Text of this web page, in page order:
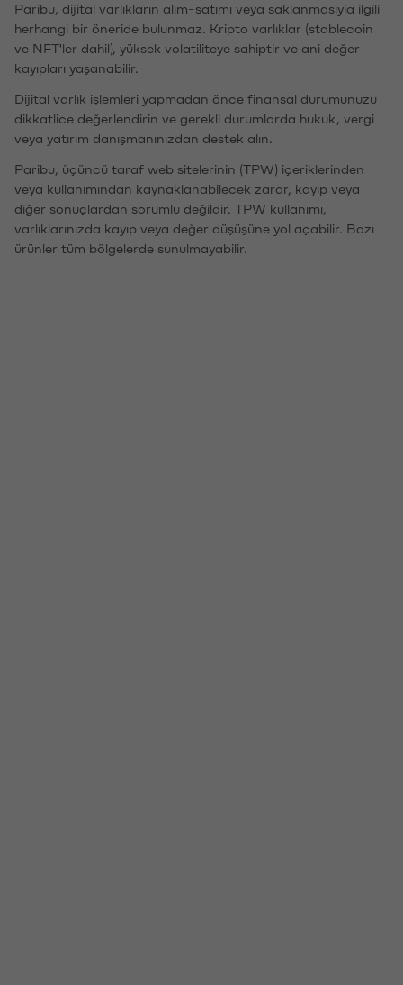
Paribu, dijital varlıkların alım-satımı veya saklanmasıyla ilgili
herhangi bir öneride bulunmaz. Kripto varlıklar (stablecoin
ve NFT'ler dahil), yüksek volatiliteye sahiptir ve ani değer
kayıpları yaşanabilir.
Dijital varlık işlemleri yapmadan önce finansal durumunuzu
dikkatlice değerlendirin ve gerekli durumlarda hukuk, vergi
veya yatırım danışmanınızdan destek alın.
Paribu, üçüncü taraf web sitelerinin (TPW) içeriklerinden
veya kullanımından kaynaklanabilecek zarar, kayıp veya
diğer sonuçlardan sorumlu değildir. TPW kullanımı,
varlıklarınızda kayıp veya değer düşüşüne yol açabilir. Bazı
ürünler tüm bölgelerde sunulmayabilir.